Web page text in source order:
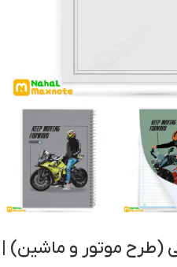
طلقی (طرح موتور و ماشین) |